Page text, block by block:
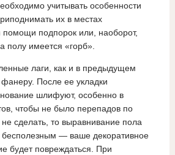
учитывать особенности
их в местах
подпорок или, наоборот,
полу имеется «горб».
лаги, как и в предыдущем
После ее укладки
шлифуют, особенно в
чтобы не было перепадов по
не сделать, то выравнивание пола
— ваше декоративное
будет повреждаться. При